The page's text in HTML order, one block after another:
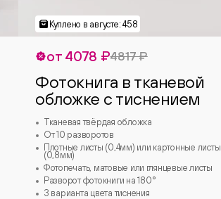
от 4078 ₽4817 ₽
Фотокнига в тканевой
обложке с тиснением
Тканевая твёрдая обложка
От 10 разворотов
Плотные листы (0,4мм) или картонные листы
(0,8мм)
Фотопечать, матовые или глянцевые листы
Разворот фотокниги на 180°
3 варианта цвета тиснения